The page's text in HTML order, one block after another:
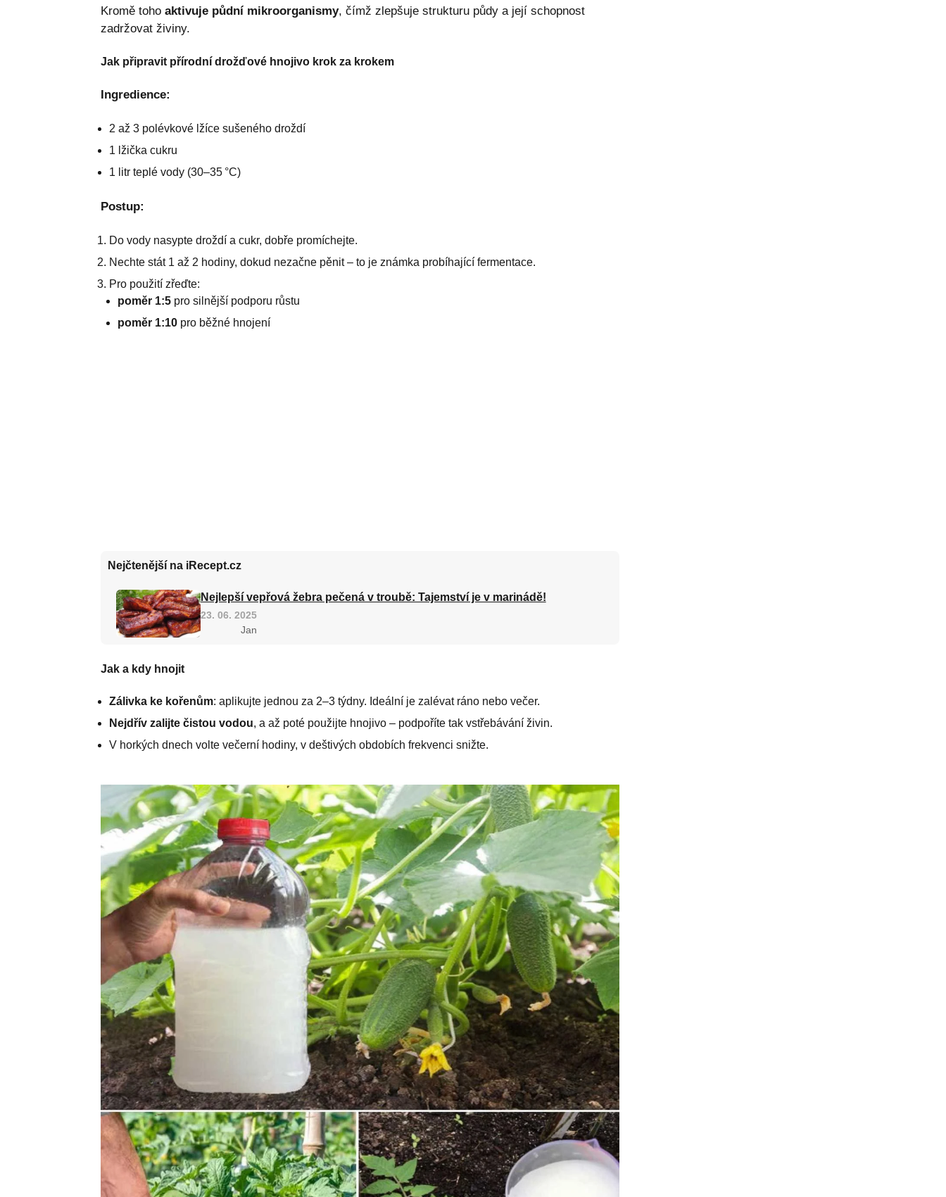
Kromě toho aktivuje půdní mikroorganismy, čímž zlepšuje strukturu půdy a její schopnost
zadržovat živiny.
Jak připravit přírodní drožďové hnojivo krok za krokem
Ingredience:
2 až 3 polévkové lžíce sušeného droždí
1 lžička cukru
1 litr teplé vody (30–35 °C)
Postup:
Do vody nasypte droždí a cukr, dobře promíchejte.
Nechte stát 1 až 2 hodiny, dokud nezačne pěnit – to je známka probíhající fermentace.
Pro použití zřeďte:
poměr 1:5pro silnější podporu růstu
poměr 1:10pro běžné hnojení
Nejčtenější na iRecept.cz
Nejlepší vepřová žebra pečená v troubě: Tajemství je v marinádě!
23. 06. 2025
Jan
Jak a kdy hnojit
Zálivka ke kořenům: aplikujte jednou za 2–3 týdny. Ideální je zalévat ráno nebo večer.
Nejdřív zalijte čistou vodou, a až poté použijte hnojivo – podpoříte tak vstřebávání živin.
V horkých dnech volte večerní hodiny, v deštivých obdobích frekvenci snižte.